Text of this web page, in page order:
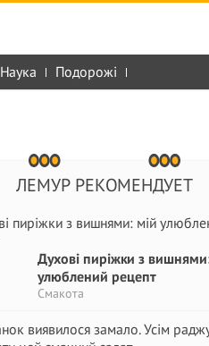
Наука Подорожі
ЛЕМУР РЕКОМЕНДУЕТ
Духові пиріжки з
улюблений рецепт
Смакота